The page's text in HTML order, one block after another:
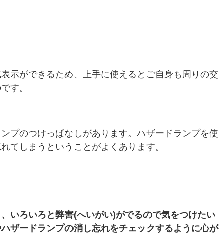
示ができるため、上手に使えるとご自身も周りの交
す。
プのつけっぱなしがあります。ハザードランプを使
てしまうということがよくあります。
いろいろと弊害(へいがい)がでるので気をつけたい
ザードランプの消し忘れをチェックするように心が